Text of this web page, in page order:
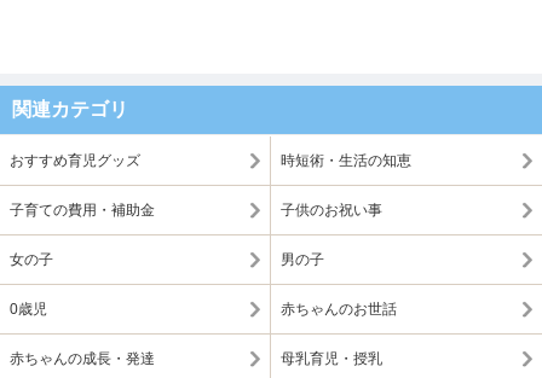
関連カテゴリ
おすすめ育児グッズ 時短術・生活の知恵
子育ての費用・補助金 子供のお祝い事
女の子 男の子
0歳児 赤ちゃんのお世話
赤ちゃんの成長・発達 母乳育児・授乳